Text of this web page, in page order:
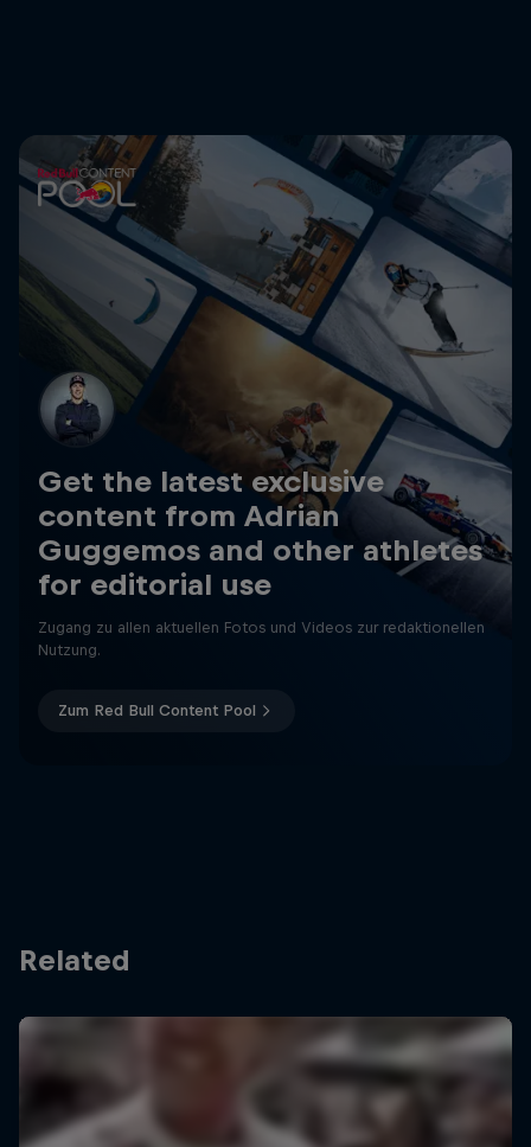
Get the latest exclusive
content from Adrian
Guggemos and other athletes
for editorial use
Zugang zu allen aktuellen Fotos und Videos zur redaktionellen
Nutzung.
Zum Red Bull Content Pool
Related